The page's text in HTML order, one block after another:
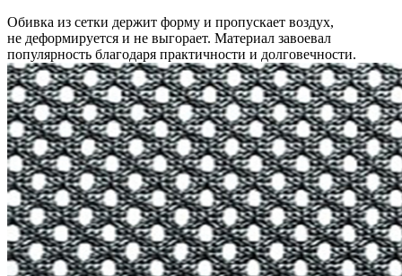
Обивка из сетки держит форму и пропускает воздух,
не деформируется и не выгорает. Материал завоевал
популярность благодаря практичности и долговечности.